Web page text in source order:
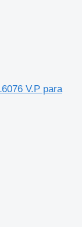
V.P para